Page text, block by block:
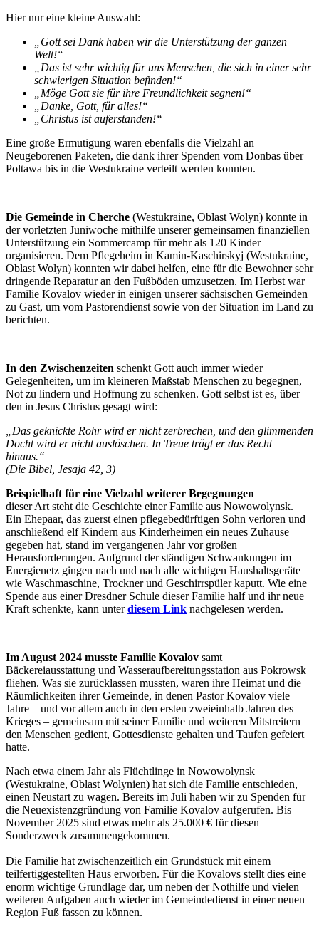
Hier nur eine kleine Auswahl:
„Gott sei Dank haben wir die Unterstützung der ganzen
Welt!“
„Das ist sehr wichtig für uns Menschen, die sich in einer sehr
schwierigen Situation befinden!“
„Möge Gott sie für ihre Freundlichkeit segnen!“
„Danke, Gott, für alles!“
„Christus ist auferstanden!“
Eine große Ermutigung waren ebenfalls die Vielzahl an
Neugeborenen Paketen, die dank ihrer Spenden vom Donbas über
Poltawa bis in die Westukraine verteilt werden konnten.
Die Gemeinde in Cherche (Westukraine, Oblast Wolyn) konnte in
der vorletzten Juniwoche mithilfe unserer gemeinsamen finanziellen
Unterstützung ein Sommercamp für mehr als 120 Kinder
organisieren. Dem Pflegeheim in Kamin-Kaschirskyj (Westukraine,
Oblast Wolyn) konnten wir dabei helfen, eine für die Bewohner sehr
dringende Reparatur an den Fußböden umzusetzen. Im Herbst war
Familie Kovalov wieder in einigen unserer sächsischen Gemeinden
zu Gast, um vom Pastorendienst sowie von der Situation im Land zu
berichten.
In den Zwischenzeiten schenkt Gott auch immer wieder
Gelegenheiten, um im kleineren Maßstab Menschen zu begegnen,
Not zu lindern und Hoffnung zu schenken. Gott selbst ist es, über
den in Jesus Christus gesagt wird:
„Das geknickte Rohr wird er nicht zerbrechen, und den glimmenden
Docht wird er nicht auslöschen. In Treue trägt er das Recht
hinaus.“
(Die Bibel, Jesaja 42, 3)
Beispielhaft für eine Vielzahl weiterer Begegnungen
dieser Art steht die Geschichte einer Familie aus Nowowolynsk.
Ein Ehepaar, das zuerst einen pflegebedürftigen Sohn verloren und
anschließend elf Kindern aus Kinderheimen ein neues Zuhause
gegeben hat, stand im vergangenen Jahr vor großen
Herausforderungen. Aufgrund der ständigen Schwankungen im
Energienetz gingen nach und nach alle wichtigen Haushaltsgeräte
wie Waschmaschine, Trockner und Geschirrspüler kaputt. Wie eine
Spende aus einer Dresdner Schule dieser Familie half und ihr neue
Kraft schenkte, kann unterdiesem Link nachgelesen werden.
Im August 2024 musste Familie Kovalov samt
Bäckereiausstattung und Wasseraufbereitungsstation aus Pokrowsk
fliehen. Was sie zurücklassen mussten, waren ihre Heimat und die
Räumlichkeiten ihrer Gemeinde, in denen Pastor Kovalov viele
Jahre – und vor allem auch in den ersten zweieinhalb Jahren des
Krieges – gemeinsam mit seiner Familie und weiteren Mitstreitern
den Menschen gedient, Gottesdienste gehalten und Taufen gefeiert
hatte.
Nach etwa einem Jahr als Flüchtlinge in Nowowolynsk
(Westukraine, Oblast Wolynien) hat sich die Familie entschieden,
einen Neustart zu wagen. Bereits im Juli haben wir zu Spenden für
die Neuexistenzgründung von Familie Kovalov aufgerufen. Bis
November 2025 sind etwas mehr als 25.000 € für diesen
Sonderzweck zusammengekommen.
Die Familie hat zwischenzeitlich ein Grundstück mit einem
teilfertiggestellten Haus erworben. Für die Kovalovs stellt dies eine
enorm wichtige Grundlage dar, um neben der Nothilfe und vielen
weiteren Aufgaben auch wieder im Gemeindedienst in einer neuen
Region Fuß fassen zu können.